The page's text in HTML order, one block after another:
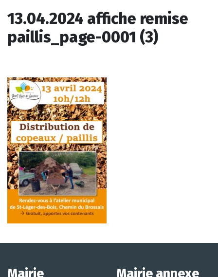
13.04.2024 affiche remise
paillis_page-0001 (3)
Mairie
Mairie annexe